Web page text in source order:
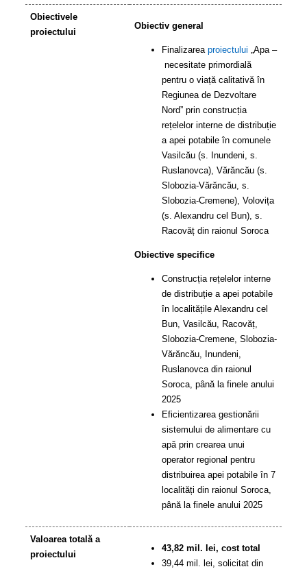
Obiectivele
proiectului
Obiectiv general
Finalizarea proiectului „Apa –
necesitate primordială
pentru o viață calitativă în
Regiunea de Dezvoltare
Nord” prin construcția
rețelelor interne de distribuție
a apei potabile în comunele
Vasilcău (s. Inundeni, s.
Ruslanovca), Vărăncău (s.
Slobozia-Vărăncău, s.
Slobozia-Cremene), Volovița
(s. Alexandru cel Bun), s.
Racovățdin raionul Soroca
Obiective specifice
Construcția rețelelor interne
de distribuție a apei potabile
în localitățile Alexandru cel
Bun, Vasilcău, Racovăț,
Slobozia-Cremene, Slobozia-
Vărăncău, Inundeni,
Ruslanovca din raionul
Soroca, până la finele anului
2025
Eficientizarea gestionării
sistemului de alimentare cu
apă prin crearea unui
operator regional pentru
distribuirea apei potabile în 7
localități din raionul Soroca,
până la finele anului 2025
Valoarea totală a
proiectului
43,82 mil. lei, cost total
39,44 mil. lei, solicitat din